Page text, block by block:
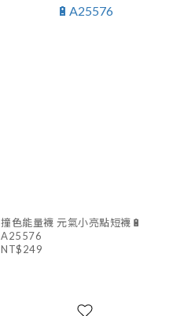
撞色能量襪 元氣小亮點短襪🔋
A25576
NT$249